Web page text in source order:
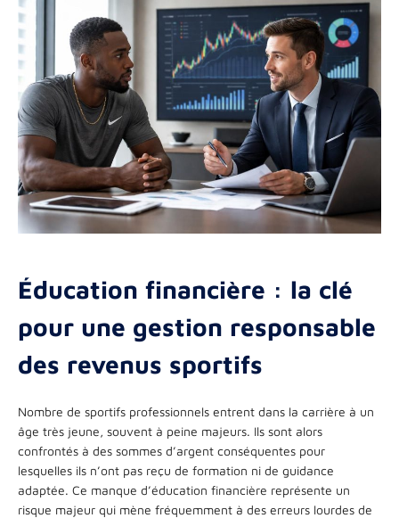
Éducation financière : la clé
pour une gestion responsable
des revenus sportifs
Nombre de sportifs professionnels entrent dans la carrière à un
âge très jeune, souvent à peine majeurs. Ils sont alors
confrontés à des sommes d’argent conséquentes pour
lesquelles ils n’ont pas reçu de formation ni de guidance
adaptée. Ce manque d’éducation financière représente un
risque majeur qui mène fréquemment à des erreurs lourdes de